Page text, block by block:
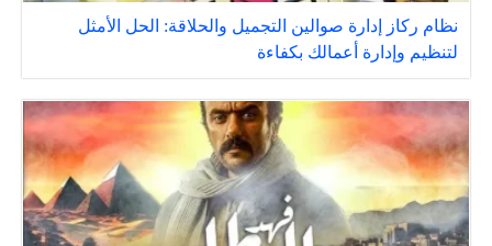
نظام ركاز إدارة صوالين التجميل والحلاقة: الحل الأمثل
لتنظيم وإدارة أعمالك بكفاءة